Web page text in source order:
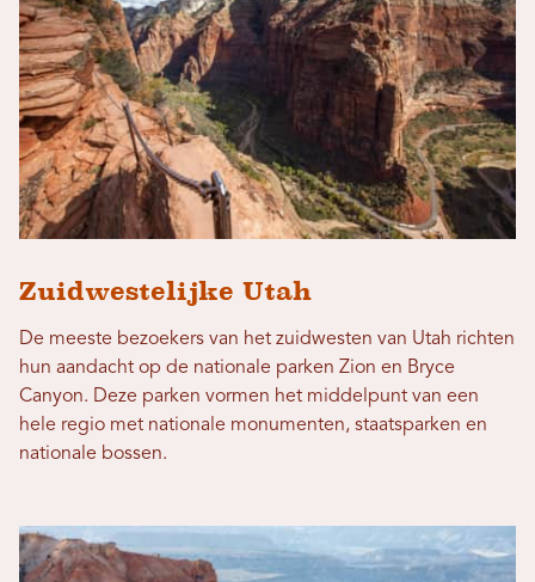
Zuidwestelijke Utah
De meeste bezoekers van het zuidwesten van Utah richten
hun aandacht op de nationale parken Zion en Bryce
Canyon. Deze parken vormen het middelpunt van een
hele regio met nationale monumenten, staatsparken en
nationale bossen.